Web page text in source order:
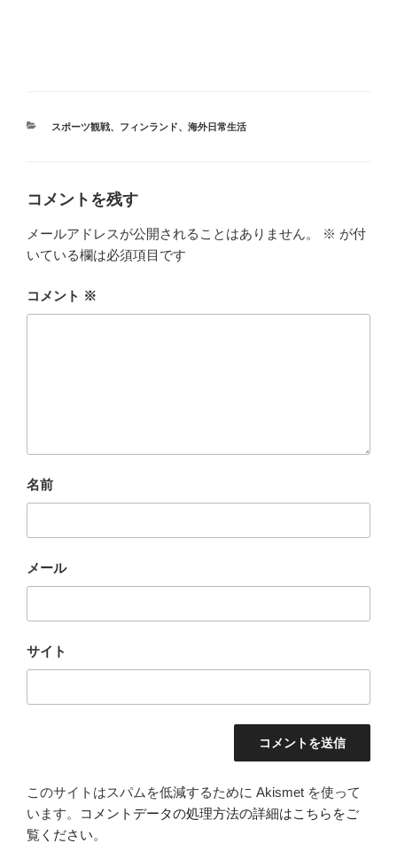
カ
スポーツ観戦、 フィンランド、 海外日常生活
コメントを残す
メールアドレスが公開されることはありません。 ※ が付
いている欄は必須項目です
コメント ※
名前
メール
サイト
このサイトはスパムを低減するために Akismet を使って
います。
コメントデータの処理方法の詳細はこちらをご
覧ください。